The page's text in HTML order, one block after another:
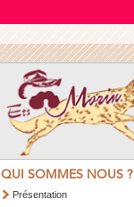
QUI SOMMES NOUS ?
Présentation